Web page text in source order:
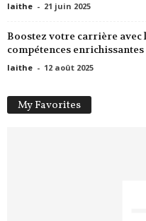
laithe - 21 juin 2025
Boostez votre carrière avec
compétences enrichissantes
laithe - 12 août 2025
My Favorites